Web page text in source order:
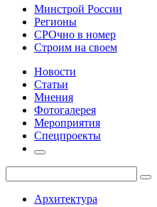
Минстрой России
Регионы
СРОчно в номер
Строим на своем
Новости
Статьи
Мнения
Фотогалерея
Мероприятия
Спецпроекты
Архитектура